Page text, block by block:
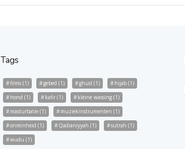
Tags
films(1) gebed (1) ghusl (1) hijab(1)
hond (1) kafir(1) kleine wassing(1)
masturbatie(1) muziekinstrumenten (1)
onreinheid (1) Qadianiyyah (1) sutrah (1)
wudu (1)